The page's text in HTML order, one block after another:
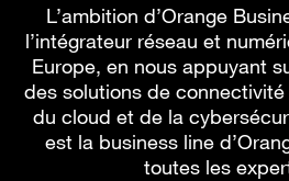
L’ambition d’Orange
l’intégrateur réseau et
Europe, en nous appuyant
des solutions de
du cloud et de la
est la business line
toutes les